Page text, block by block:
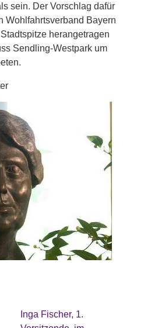
sein. Der Vorschlag dafür
Wohlfahrtsverband Bayern
herangetragen
Sendling-Westpark um
Inga Fischer, 1.